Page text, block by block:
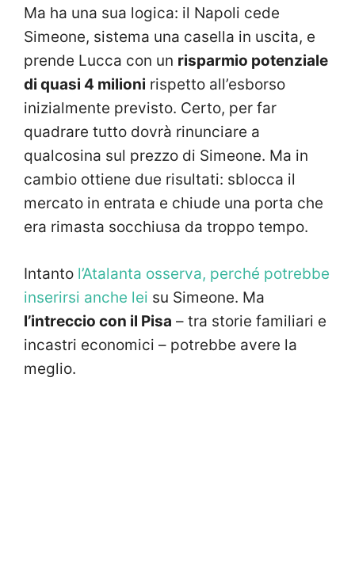
Ma ha una sua logica: il Napoli cede
Simeone, sistema una casella in uscita, e
prende Lucca con un risparmio potenziale
di quasi 4 milioni rispetto all’esborso
inizialmente previsto. Certo, per far
quadrare tutto dovrà rinunciare a
qualcosina sul prezzo di Simeone. Ma in
cambio ottiene due risultati: sblocca il
mercato in entrata e chiude una porta che
era rimasta socchiusa da troppo tempo.
Intanto l’Atalanta osserva, perché potrebbe
inserirsi anche lei su Simeone. Ma
l’intreccio con il Pisa – tra storie familiari e
incastri economici – potrebbe avere la
meglio.